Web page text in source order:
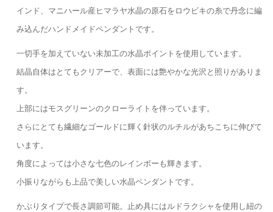
インド、マニハール産ヒマラヤ水晶の原石をロウビキの糸で丹念に編
み込んだハンドメイドペンダントです。
一切手を加えていない未加工の水晶ポイントを使用しています。
結晶自体はとてもクリアーで、表面には艶やかな光沢と照りがありま
す。
上部にはモスグリーンのクローライトを伴っています。
さらにとても繊細なゴールドに輝く針状のルチルがあちこちに伸びて
います。
角度によっては小さな七色のレインボーも輝きます。
小振りながらも上品で美しい水晶ペンダントです。
かぶりタイプで長さ調節可能。止め具にはルドラクシャを使用し紐の